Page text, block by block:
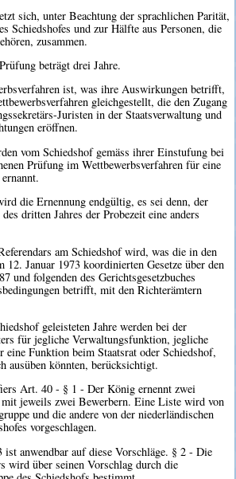
sich, unter Beachtung der sprachlichen Parität,
Schiedshofes und zur Hälfte aus Personen, die
zusammen.
beträgt drei Jahre.
ist, was ihre Auswirkungen betrifft,
gleichgestellt, die den Zugang
Juristen in der Staatsverwaltung und
eröffnen.
vom Schiedshof gemäss ihrer Einstufung bei
Prüfung im Wettbewerbsverfahren für eine
die Ernennung endgültig, es sei denn, der
dritten Jahres der Probezeit eine anders
am Schiedshof wird, was die in den
Januar 1973 koordinierten Gesetze über den
und folgenden des Gerichtsgesetzbuches
betrifft, mit den Richterämtern
geleisteten Jahre werden bei der
für jegliche Verwaltungsfunktion, jegliche
eine Funktion beim Staatsrat oder Schiedshof,
ausüben könnten, berücksichtigt.
Art. 40 - § 1 - Der König ernennt zwei
jeweils zwei Bewerbern. Eine Liste wird von
und die andere von der niederländischen
vorgeschlagen.
anwendbar auf diese Vorschläge. § 2 - Die
wird über seinen Vorschlag durch die